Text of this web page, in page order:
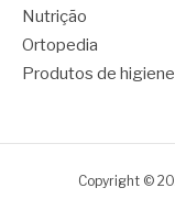
Nutrição
Ortopedia
Produtos de higiene
Copyright ©